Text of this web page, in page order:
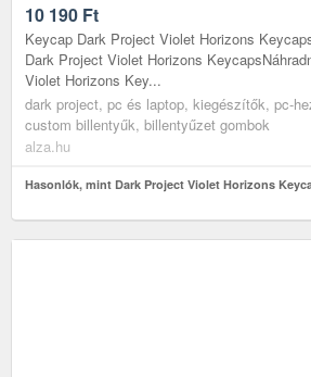
10 190 Ft
Keycap Dark Project Violet Horizons
Dark Project Violet Horizons
Violet Horizons Key...
dark project, pc és laptop, kiegészítők, pc-
custom billentyűk, billentyűzet gombok
alza.hu
Hasonlók, mint Dark Project Violet Horizons